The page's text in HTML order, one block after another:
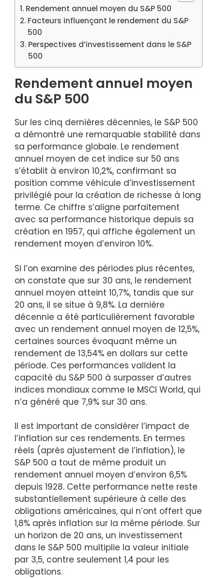
Rendement annuel moyen du S&P 500
Facteurs influençant le rendement du S&P
500
Perspectives d’investissement dans le S&P
500
Rendement annuel moyen
du S&P 500
Sur les cinq dernières décennies, le S&P 500
a démontré une remarquable stabilité dans
sa performance globale. Le rendement
annuel moyen de cet indice sur 50 ans
s’établit à environ 10,2%, confirmant sa
position comme véhicule d’investissement
privilégié pour la création de richesse à long
terme. Ce chiffre s’aligne parfaitement
avec sa performance historique depuis sa
création en 1957, qui affiche également un
rendement moyen d’environ 10%.
Si l’on examine des périodes plus récentes,
on constate que sur 30 ans, le rendement
annuel moyen atteint 10,7%, tandis que sur
20 ans, il se situe à 9,8%. La dernière
décennie a été particulièrement favorable
avec un rendement annuel moyen de 12,5%,
certaines sources évoquant même un
rendement de 13,54% en dollars sur cette
période. Ces performances valident la
capacité du S&P 500 à surpasser d’autres
indices mondiaux comme le MSCI World, qui
n’a généré que 7,9% sur 30 ans.
Il est important de considérer l’impact de
l’inflation sur ces rendements. En termes
réels (après ajustement de l’inflation), le
S&P 500 a tout de même produit un
rendement annuel moyen d’environ 6,5%
depuis 1928. Cette performance nette reste
substantiellement supérieure à celle des
obligations américaines, qui n’ont offert que
1,8% après inflation sur la même période. Sur
un horizon de 20 ans, un investissement
dans le S&P 500 multiplie la valeur initiale
par 3,5, contre seulement 1,4 pour les
obligations.